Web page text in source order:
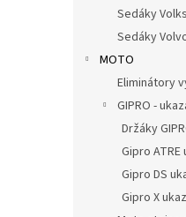
Sedáky
Sedáky
MOTO
Eliminátory
GIPRO -
Držáky
Gipro
Gipro DS
Gipro X